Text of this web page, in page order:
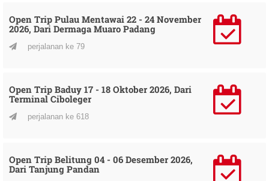
Open Trip Pulau Mentawai 22 - 24 November
2026, Dari Dermaga Muaro Padang
perjalanan ke 79
Open Trip Baduy 17 - 18 Oktober 2026, Dari
Terminal Ciboleger
perjalanan ke 618
Open Trip Belitung 04 - 06 Desember 2026,
Dari Tanjung Pandan